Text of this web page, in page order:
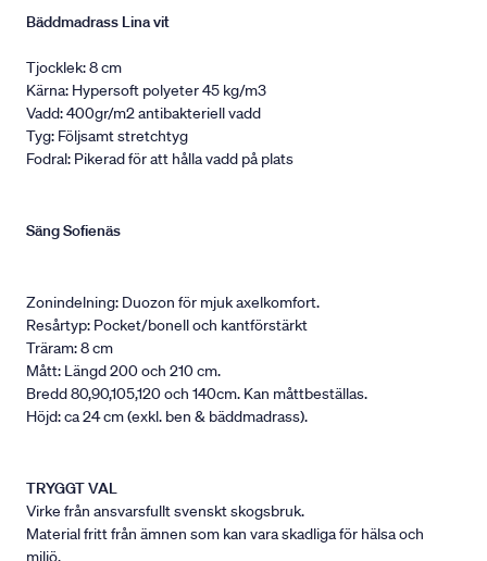
Bäddmadrass Lina vit
Tjocklek: 8 cm
Kärna: Hypersoft polyeter 45 kg/m3
Vadd: 400gr/m2 antibakteriell vadd
Tyg: Följsamt stretchtyg
Fodral: Pikerad för att hålla vadd på plats
Säng Sofienäs
Zonindelning: Duozon för mjuk axelkomfort.
Resårtyp: Pocket/bonell och kantförstärkt
Träram: 8 cm
Mått: Längd 200 och 210 cm.
Bredd 80,90,105,120 och 140cm. Kan måttbeställas.
Höjd: ca 24 cm (exkl. ben & bäddmadrass).
TRYGGT VAL
Virke från ansvarsfullt svenskt skogsbruk.
Material fritt från ämnen som kan vara skadliga för hälsa och
miljö.